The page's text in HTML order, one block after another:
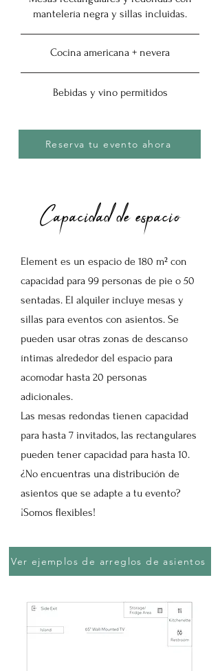
mantelería negra y sillas incluidas.
Cocina americana + nevera
Bebidas y vino permitidos
Reserva tu evento ahora
Capacidad de espacio
Element es un espacio de 180 m² con
capacidad para 99 personas de pie o 50
sentadas. El alquiler incluye mesas y
sillas para eventos con asientos. Se
pueden usar otras zonas de descanso
íntimas alrededor del espacio para
acomodar hasta 20 personas
adicionales.
Las mesas redondas tienen capacidad
para hasta 7 invitados, las rectangulares
pueden tener capacidad para hasta 10.
¿No encuentras una distribución de
asientos que se adapte a tu evento?
¡Somos flexibles!
Ver ejemplos de arreglos de asientos